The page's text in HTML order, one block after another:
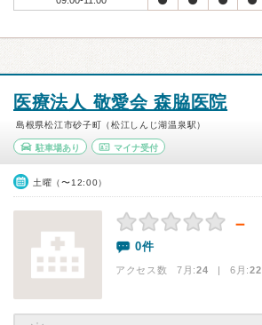
医療法人 敬愛会 森脇医院
島根県松江市砂子町（松江しんじ湖温泉駅）
駐車場あり マイナ受付
土曜（〜12:00）
－
0件
アクセス数 7月:24 | 6月:22